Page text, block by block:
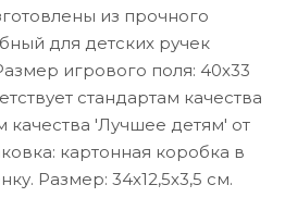
из прочного
для детских ручек
игрового поля: 40х33
стандартам качества
качества 'Лучшее детям' от
картонная коробка в
Размер: 34х12,5х3,5 см.